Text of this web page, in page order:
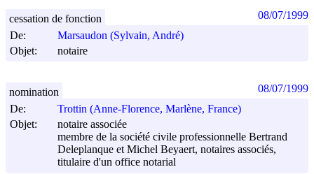
De:
Marsaudon (Sylvain, André)
Objet:
notaire
cessation de fonction 08/07/1999
De:
Trottin (Anne-Florence, Marlène, France)
Objet:
notaire associée
membre de la société civile professionnelle Bertrand
Deleplanque et Michel Beyaert, notaires associés,
titulaire d'un office notarial
nomination 08/07/1999